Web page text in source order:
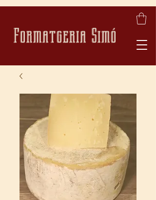
Formatgeria Simó